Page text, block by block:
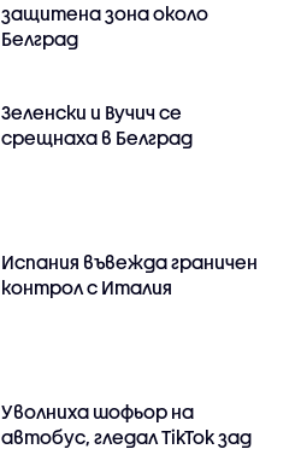
защитена зона около
Белград
Зеленски и Вучич се
срещнаха в Белград
Испания въвежда граничен
контрол с Италия
Уволниха шофьор на
автобус, гледал TikTok зад